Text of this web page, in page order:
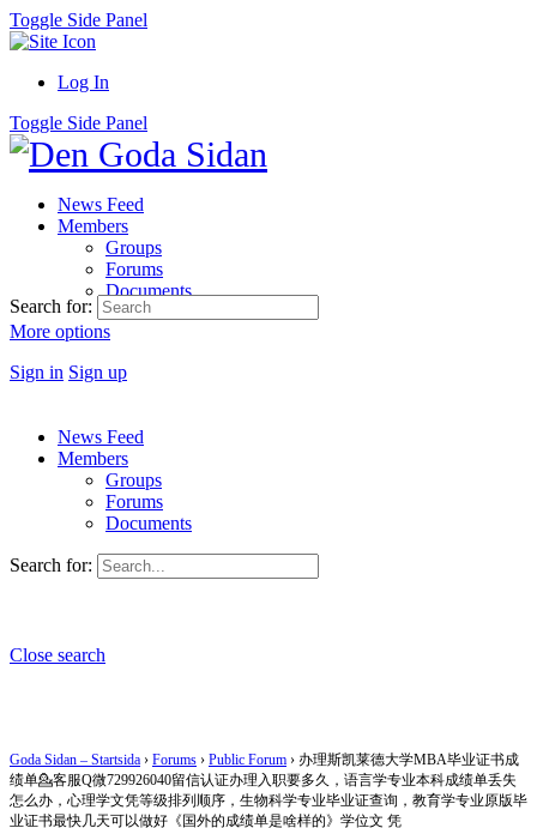
Toggle Side Panel
Log In
Toggle Side Panel
News Feed
Members
Groups
Forums
Documents
More options
Sign in Sign up
Search for:
News Feed
Members
Groups
Forums
Documents
Search for:
Close search
Goda Sidan – Startsida › Forums › Public Forum › 办理斯凯莱德大学MBA毕业证书成
绩单💁客服Q微729926040留信认证办理入职要多久，语言学专业本科成绩单丢失
怎么办，心理学文凭等级排列顺序，生物科学专业毕业证查询，教育学专业原版毕
业证书最快几天可以做好《国外的成绩单是啥样的》学位文 凭